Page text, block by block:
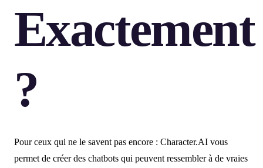
Exactement
?
Pour ceux qui ne le savent pas encore : Character.AI vous
permet de créer des chatbots qui peuvent ressembler à de vraies